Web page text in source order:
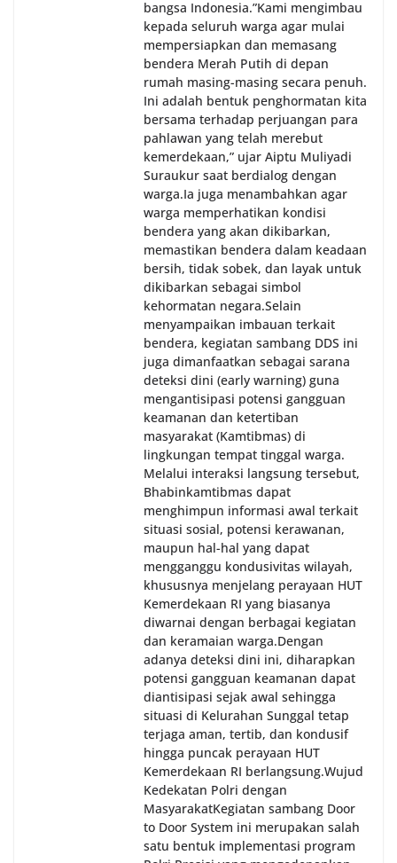
bangsa Indonesia.‎‎”Kami mengimbau
kepada seluruh warga agar mulai
mempersiapkan dan memasang
bendera Merah Putih di depan
rumah masing-masing secara penuh.
Ini adalah bentuk penghormatan kita
bersama terhadap perjuangan para
pahlawan yang telah merebut
kemerdekaan,” ujar Aiptu Muliyadi
Suraukur saat berdialog dengan
warga.‎‎Ia juga menambahkan agar
warga memperhatikan kondisi
bendera yang akan dikibarkan,
memastikan bendera dalam keadaan
bersih, tidak sobek, dan layak untuk
dikibarkan sebagai simbol
kehormatan negara.‎‎‎Selain
menyampaikan imbauan terkait
bendera, kegiatan sambang DDS ini
juga dimanfaatkan sebagai sarana
deteksi dini (early warning) guna
mengantisipasi potensi gangguan
keamanan dan ketertiban
masyarakat (Kamtibmas) di
lingkungan tempat tinggal warga.
Melalui interaksi langsung tersebut,
Bhabinkamtibmas dapat
menghimpun informasi awal terkait
situasi sosial, potensi kerawanan,
maupun hal-hal yang dapat
mengganggu kondusivitas wilayah,
khususnya menjelang perayaan HUT
Kemerdekaan RI yang biasanya
diwarnai dengan berbagai kegiatan
dan keramaian warga.‎‎Dengan
adanya deteksi dini ini, diharapkan
potensi gangguan keamanan dapat
diantisipasi sejak awal sehingga
situasi di Kelurahan Sunggal tetap
terjaga aman, tertib, dan kondusif
hingga puncak perayaan HUT
Kemerdekaan RI berlangsung.‎‎Wujud
Kedekatan Polri dengan
Masyarakat‎Kegiatan sambang Door
to Door System ini merupakan salah
satu bentuk implementasi program